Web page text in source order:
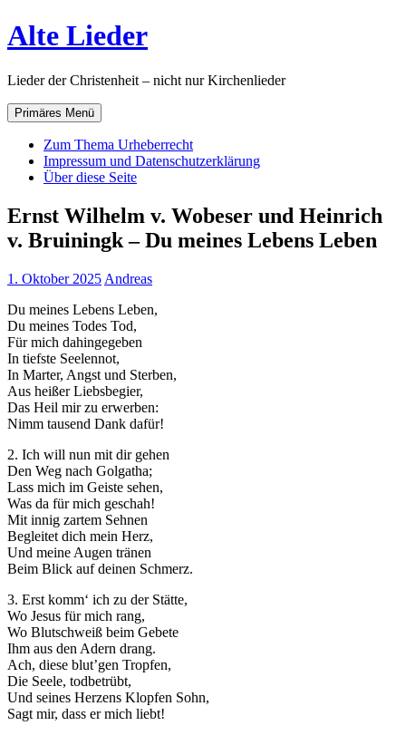
Zum
Inhalt
Alte Lieder
Lieder der Christenheit – nicht nur Kirchenlieder
Primäres Menü
Zum Thema Urheberrecht
Impressum und Datenschutzerklärung
Über diese Seite
Ernst Wilhelm v. Wobeser und Heinrich
v. Bruiningk – Du meines Lebens Leben
1. Oktober 2025 Andreas
Du meines Lebens Leben,
Du meines Todes Tod,
Für mich dahingegeben
In tiefste Seelennot,
In Marter, Angst und Sterben,
Aus heißer Liebsbegier,
Das Heil mir zu erwerben:
Nimm tausend Dank dafür!
2. Ich will nun mit dir gehen
Den Weg nach Golgatha;
Lass mich im Geiste sehen,
Was da für mich geschah!
Mit innig zartem Sehnen
Begleitet dich mein Herz,
Und meine Augen tränen
Beim Blick auf deinen Schmerz.
3. Erst komm‘ ich zu der Stätte,
Wo Jesus für mich rang,
Wo Blutschweiß beim Gebete
Ihm aus den Adern drang.
Ach, diese blut’gen Tropfen,
Die Seele, todbetrübt,
Und seines Herzens Klopfen Sohn,
Sagt mir, dass er mich liebt!